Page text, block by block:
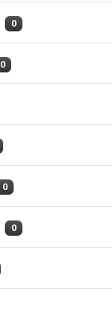
0
0
0
0